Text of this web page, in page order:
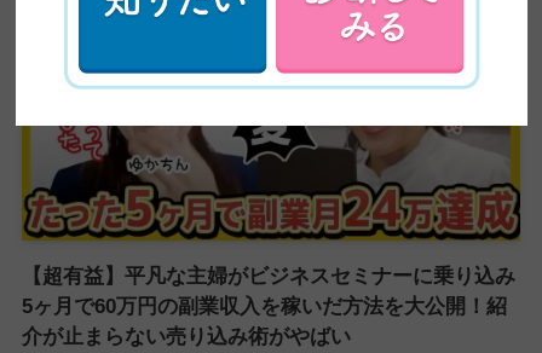
【超有益】平凡な主婦がビジネスセミナーに乗り込み
5ヶ月で60万円の副業収入を稼いだ方法を大公開！紹
介が止まらない売り込み術がやばい